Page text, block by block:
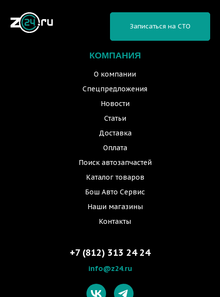
КОМПАНИЯ
О компании
Спецпредложения
Новости
Статьи
Доставка
Оплата
Поиск автозапчастей
Каталог товаров
Бош Авто Сервис
Наши магазины
Контакты
Записаться на СТО
+7 (812) 313 24 24
info@z24.ru